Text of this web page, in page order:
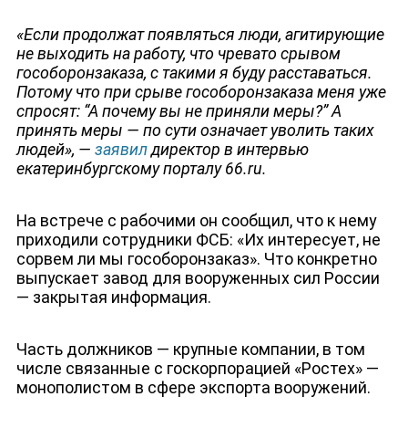
«Если продолжат появляться люди, агитирующие
не выходить на работу, что чревато срывом
гособоронзаказа, с такими я буду расставаться.
Потому что при срыве гособоронзаказа меня уже
спросят: “А почему вы не приняли меры?” А
принять меры — по сути означает уволить таких
людей», — заявилдиректор в интервью
екатеринбургскому порталу 66.ru.
На встрече с рабочими он сообщил, что к нему
приходили сотрудники ФСБ: «Их интересует, не
сорвем ли мы гособоронзаказ». Что конкретно
выпускает завод для вооруженных сил России
— закрытая информация.
Часть должников — крупные компании, в том
числе связанные с госкорпорацией «Ростех» —
монополистом в сфере экспорта вооружений.